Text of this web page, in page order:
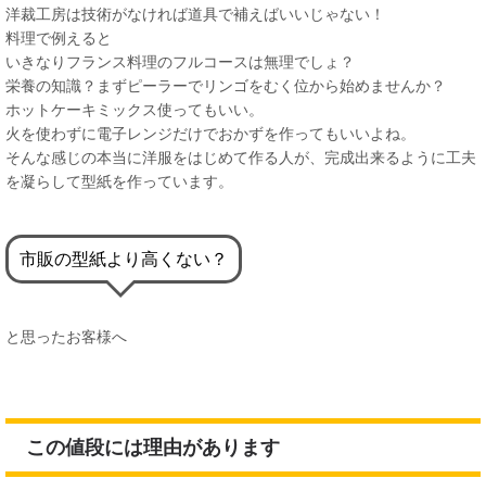
洋裁工房は技術がなければ道具で補えばいいじゃない！
料理で例えると
いきなりフランス料理のフルコースは無理でしょ？
栄養の知識？まずピーラーでリンゴをむく位から始めませんか？
ホットケーキミックス使ってもいい。
火を使わずに電子レンジだけでおかずを作ってもいいよね。
そんな感じの本当に洋服をはじめて作る人が、完成出来るように工夫
を凝らして型紙を作っています。
市販の型紙より高くない？
と思ったお客様へ
この値段には理由があります